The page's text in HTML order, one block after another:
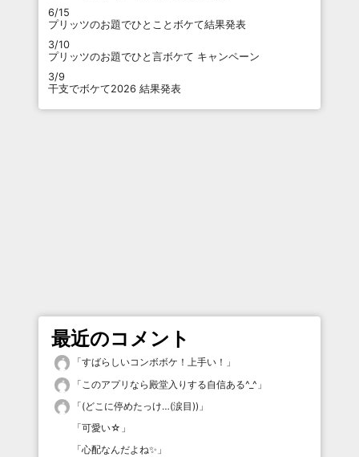
6/15
プリッツのお題でひとことボケて結果発表
3/10
プリッツのお題でひと言ボケて キャンペーン
3/9
干支でボケて2026 結果発表
最近のコメント
「すばらしいコンボボケ！上手い！ 」
「 このアプリなら殿堂入りする自信ある^_^ 」
「(どこに停めたっけ…(涙目)) 」
「可愛い☆ 」
「心配なんだよね✨ 」